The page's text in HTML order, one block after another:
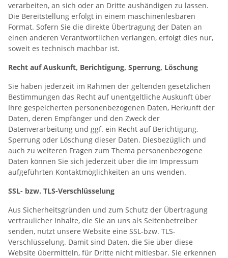
verarbeiten, an sich oder an Dritte aushändigen zu lassen.
Die Bereitstellung erfolgt in einem maschinenlesbaren
Format. Sofern Sie die direkte Übertragung der Daten an
einen anderen Verantwortlichen verlangen, erfolgt dies nur,
soweit es technisch machbar ist.
Recht auf Auskunft, Berichtigung, Sperrung, Löschung
Sie haben jederzeit im Rahmen der geltenden gesetzlichen
Bestimmungen das Recht auf unentgeltliche Auskunft über
Ihre gespeicherten personenbezogenen Daten, Herkunft der
Daten, deren Empfänger und den Zweck der
Datenverarbeitung und ggf. ein Recht auf Berichtigung,
Sperrung oder Löschung dieser Daten. Diesbezüglich und
auch zu weiteren Fragen zum Thema personenbezogene
Daten können Sie sich jederzeit über die im Impressum
aufgeführten Kontaktmöglichkeiten an uns wenden.
SSL- bzw. TLS-Verschlüsselung
Aus Sicherheitsgründen und zum Schutz der Übertragung
vertraulicher Inhalte, die Sie an uns als Seitenbetreiber
senden, nutzt unsere Website eine SSL-bzw. TLS-
Verschlüsselung. Damit sind Daten, die Sie über diese
Website übermitteln, für Dritte nicht mitlesbar. Sie erkennen